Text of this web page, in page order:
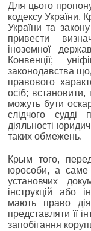
Для цього
кодексу України,
України та
привести
іноземної
Конвенції;
законодавства
правового
осіб;
можуть бути
слідчого
діяльності
таких обмежень.
Крым того,
юрособи, а саме
установчих
інструкцій або
мають право
представляти її
запобігання